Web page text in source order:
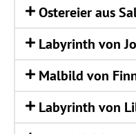
Oster­ei­er aus
Laby­rinth von
Mal­bild von
Laby­rinth von